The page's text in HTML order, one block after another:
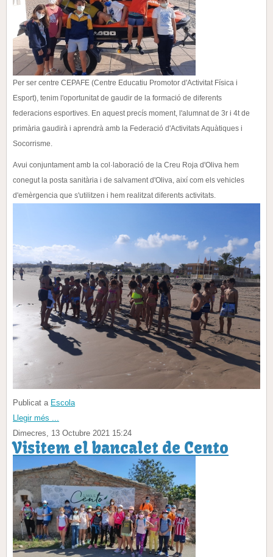
Per ser centre CEPAFE (Centre Educatiu Promotor d'Activitat Física i
Esport), tenim l'oportunitat de gaudir de la formació de diferents
federacions esportives. En aquest precís moment, l'alumnat de 3r i 4t de
primària gaudirà i aprendrà amb la Federació d'Activitats Aquàtiques i
Socorrisme.
Avui conjuntament amb la col·laboració de la Creu Roja d'Oliva hem
conegut la posta sanitària i de salvament d'Oliva, així com els vehicles
d'emèrgencia que s'utilitzen i hem realitzat diferents activitats.
Publicat a Escola
Llegir més ...
Dimecres, 13 Octubre 2021 15:24
Visitem el bancalet de Cento